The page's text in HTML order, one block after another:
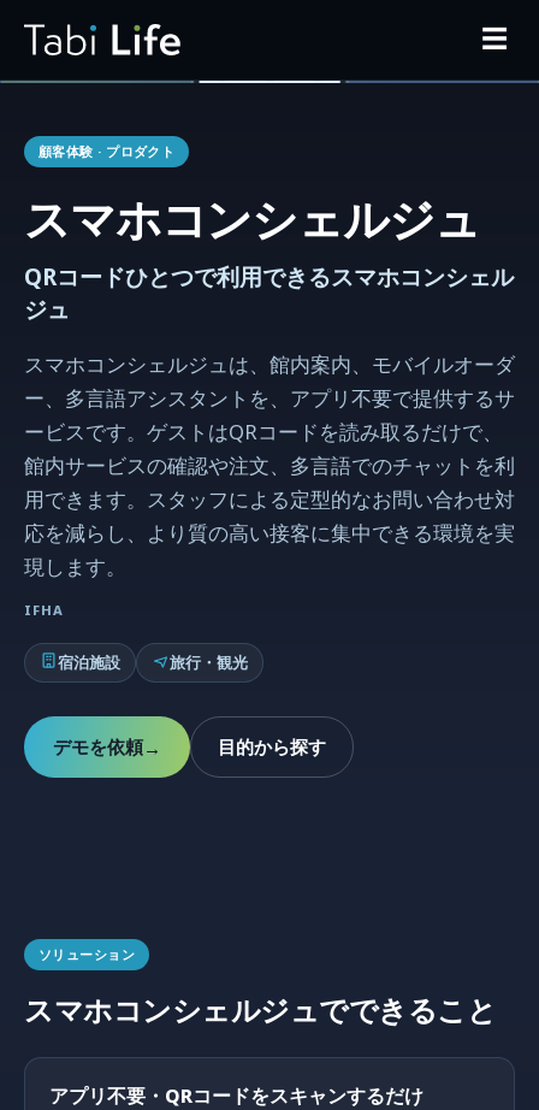
☰
顧客体験 · プロダクト
スマホコンシェルジュ
QRコードひとつで利用できるスマホコンシェル
ジュ
スマホコンシェルジュは、館内案内、モバイルオーダ
ー、多言語アシスタントを、アプリ不要で提供するサ
ービスです。ゲストはQRコードを読み取るだけで、
館内サービスの確認や注文、多言語でのチャットを利
用できます。スタッフによる定型的なお問い合わせ対
応を減らし、より質の高い接客に集中できる環境を実
現します。
IFHA
宿泊施設 旅行・観光
デモを依頼→ 目的から探す
ソリューション
スマホコンシェルジュでできること
アプリ不要・QRコードをスキャンするだけ